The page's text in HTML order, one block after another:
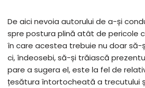
De aici nevoia autorului de a-și
spre postura plină atât de pericole
în care acestea trebuie nu doar să-
ci, îndeosebi, să-și trăiască
pare a sugera el, este la fel de
țesătura întortocheată a trecutului